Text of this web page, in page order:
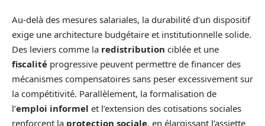
Au-delà des mesures salariales, la durabilité d’un dispositif
exige une architecture budgétaire et institutionnelle solide.
Des leviers comme la redistribution ciblée et une
fiscalité progressive peuvent permettre de financer des
mécanismes compensatoires sans peser excessivement sur
la compétitivité. Parallèlement, la formalisation de
l’emploi informel et l’extension des cotisations sociales
renforcent la protection sociale, en élargissant l’assiette